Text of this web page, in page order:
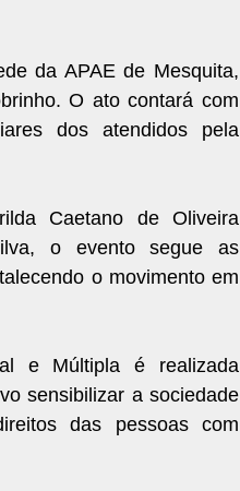
da APAE de Mesquita,
O ato contará com
dos atendidos pela
Caetano de Oliveira
o evento segue as
o movimento em
e Múltipla é realizada
sensibilizar a sociedade
das pessoas com